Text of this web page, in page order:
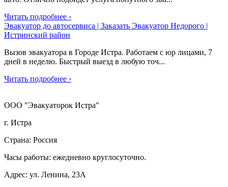
Читать подробнее ›
Эвакуатор до автосервиса | Заказать Эвакуатор Недорого |
Истринский район
Вызов эвакуатора в Городе Истра. Работаем с юр лицами, 7
дней в неделю. Быстрый выезд в любую точ...
Читать подробнее ›
ООО "Эвакуаторок Истра"
г. Истра
Страна: Россия
Часы работы: ежедневно круглосуточно.
Адрес: ул. Ленина, 23А